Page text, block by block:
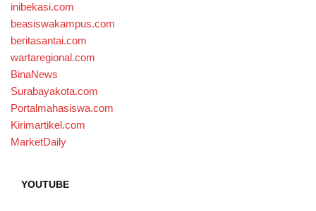
inibekasi.com
beasiswakampus.com
beritasantai.com
wartaregional.com
BinaNews
Surabayakota.com
Portalmahasiswa.com
Kirimartikel.com
MarketDaily
YOUTUBE